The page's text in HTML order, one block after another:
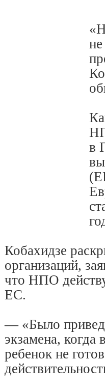
в
Кобахидзе
организаций,
что НПО
ЕС.
— «Было
экзамена,
ребенок не